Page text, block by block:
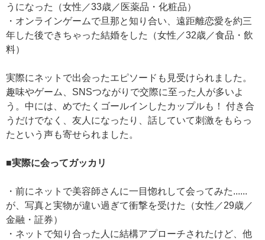
うになった（女性／33歳／医薬品・化粧品）
・オンラインゲームで旦那と知り合い、遠距離恋愛を約三
年した後できちゃった結婚をした（女性／32歳／食品・飲
料）
実際にネットで出会ったエピソードも見受けられました。
趣味やゲーム、SNSつながりで交際に至った人が多いよ
う。中には、めでたくゴールインしたカップルも！ 付き合
うだけでなく、友人になったり、話していて刺激をもらっ
たという声も寄せられました。
■実際に会ってガッカリ
・前にネットで美容師さんに一目惚れして会ってみた......
が、写真と実物が違い過ぎて衝撃を受けた（女性／29歳／
金融・証券）
・ネットで知り合った人に結構アプローチされたけど、他